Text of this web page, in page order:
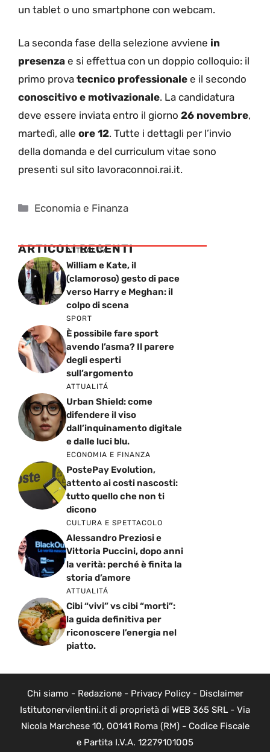
un tablet o uno smartphone con webcam.
La seconda fase della selezione avviene in
presenza e si effettua con un doppio colloquio: il
primo prova tecnico professionale e il secondo
conoscitivo e motivazionale. La candidatura
deve essere inviata entro il giorno 26 novembre,
martedì, alle ore 12. Tutte i dettagli per l’invio
della domanda e del curriculum vitae sono
presenti sul sito lavoraconnoi.rai.it.
Categorie
Economia e Finanza
ARTICOLI RECENTI
ATTUALITÁ
William e Kate, il
(clamoroso) gesto di pace
verso Harry e Meghan: il
colpo di scena
SPORT
È possibile fare sport
avendo l’asma? Il parere
degli esperti
sull’argomento
ATTUALITÁ
Urban Shield: come
difendere il viso
dall’inquinamento digitale
e dalle luci blu.
ECONOMIA E FINANZA
PostePay Evolution,
attento ai costi nascosti:
tutto quello che non ti
dicono
CULTURA E SPETTACOLO
Alessandro Preziosi e
Vittoria Puccini, dopo anni
la verità: perché è finita la
storia d’amore
ATTUALITÁ
Cibi “vivi” vs cibi “morti”:
la guida definitiva per
riconoscere l’energia nel
piatto.
Chi siamo - Redazione- Privacy Policy- Disclaimer
Istitutonervilentini.it di proprietà di WEB 365 SRL - Via
Nicola Marchese 10, 00141 Roma (RM) - Codice Fiscale
e Partita I.V.A. 12279101005